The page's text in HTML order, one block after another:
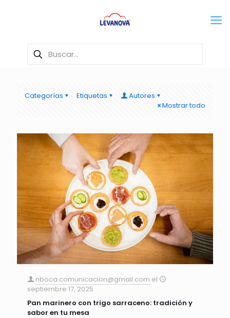
Categorías Etiquetas
Autores
Mostrar todo
nboca.comunicacion@gmail.com el
septiembre 17, 2025
Pan marinero con trigo sarraceno: tradición y
sabor en tu mesa